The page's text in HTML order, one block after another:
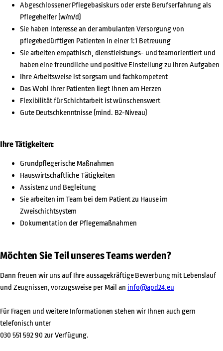
Abgeschlossener Pflegebasiskurs oder erste Berufserfahrung als
Pflegehelfer (w/m/d)
Sie haben Interesse an der ambulanten Versorgung von
pflegebedürftigen Patienten in einer 1:1 Betreuung
Sie arbeiten empathisch, dienstleistungs- und teamorientiert und
haben eine freundliche und positive Einstellung zu ihren Aufgaben
Ihre Arbeitsweise ist sorgsam und fachkompetent
Das Wohl Ihrer Patienten liegt Ihnen am Herzen
Flexibilität für Schichtarbeit ist wünschenswert
Gute Deutschkenntnisse (mind. B2-Niveau)
Ihre Tätigkeiten:
Grundpflegerische Maßnahmen
Hauswirtschaftliche Tätigkeiten
Assistenz und Begleitung
Sie arbeiten im Team bei dem Patient zu Hause im
Zweischichtsystem
Dokumentation der Pflegemaßnahmen
Möchten Sie Teil unseres Teams werden?
Dann freuen wir uns auf Ihre aussagekräftige Bewerbung mit Lebenslauf
und Zeugnissen, vorzugsweise per Mail an info@apd24.eu
Für Fragen und weitere Informationen stehen wir Ihnen auch gern
telefonisch unter
030 551 592 90 zur Verfügung.